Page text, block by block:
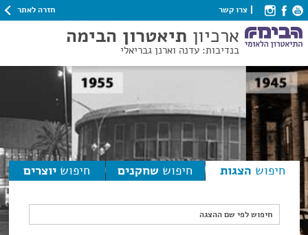
צרו קשר חזרה לאתר
ארכיון תיאטרון הבימה
בנדיבות: עדנה וארנן גבריאלי
חיפוש הצגות חיפוש שחקנים חיפוש יוצרים
חיפוש לפי שם ההצגה